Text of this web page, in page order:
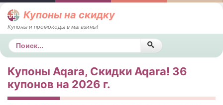
Купоны на скидку
Купоны и промокоды в магазины!
Поиск
Купоны Aqara, Скидки Aqara! 36
купонов на 2026 г.